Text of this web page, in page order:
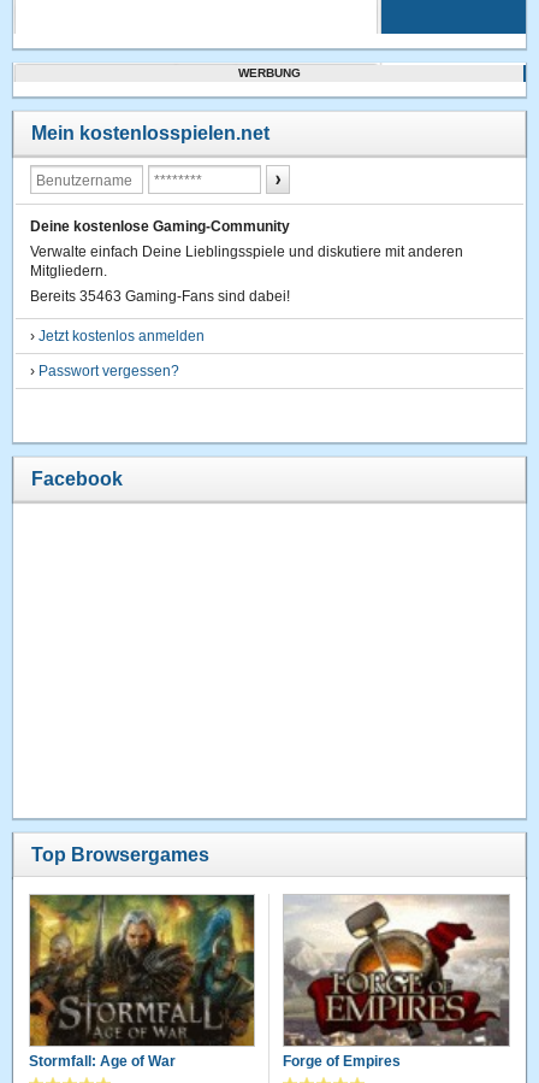
WERBUNG
Mein kostenlosspielen.net
Deine kostenlose Gaming-Community
Verwalte einfach Deine Lieblingsspiele und diskutiere mit anderen
Mitgliedern.
Bereits 35463 Gaming-Fans sind dabei!
›Jetzt kostenlos anmelden
› Passwort vergessen?
Facebook
Top Browsergames
Stormfall: Age of War Forge of Empires